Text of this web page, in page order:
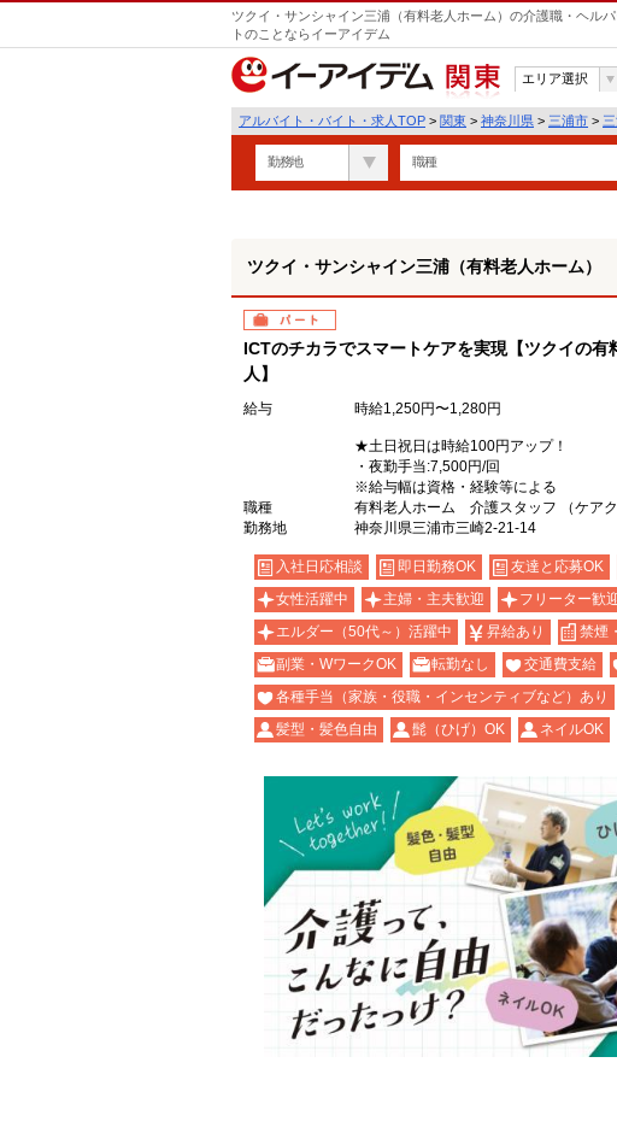
ツクイ・サンシャイン三浦（有料老人ホーム）の介護職・ヘル
トのことならイーアイデム
関東
エリア選択
アルバイト・バイト・求人TOP > 関東 > 神奈川県 > 三浦市 >
勤務地 職種
ツクイ・サンシャイン三浦（有料老人ホーム）
パート
ICTのチカラでスマートケアを実現【ツクイの
人】
給与 時給1,250円〜1,280円
★土日祝日は時給100円アップ！
・夜勤手当:7,500円/回
※給与幅は資格・経験等による
職種
有料老人ホーム 介護スタッフ （ケアク
勤務地
神奈川県三浦市三崎2-21-14
入社日応相談 即日勤務OK 友達と応募OK
女性活躍中
主婦・主夫歓迎 フリーター歓
エルダー（50代～）活躍中
昇給あり 禁煙
副業・WワークOK
転勤なし 交通費支給
各種手当（家族・役職・インセンティブなど）あり
髪型・髪色自由
髭（ひげ）OK ネイルOK